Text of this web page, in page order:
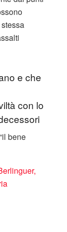
e che
con lo
bene